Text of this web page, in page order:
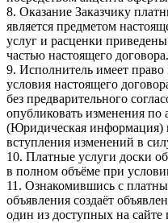
8. Оказание Заказчику
является предметом
услуг и расценки
частью настоящего договора.
9. Исполнитель имеет
условия настоящего
без предварительного
опубликовать изменения по
(Юридическая информация)
вступления изменений в
10. Платные услуги доски
в полном объёме при
11. Ознакомившись с
объявления создаёт
один из доступных на сайте